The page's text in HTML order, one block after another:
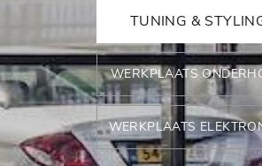
TUNING &
WERKPLAATS
WERKPLAATS